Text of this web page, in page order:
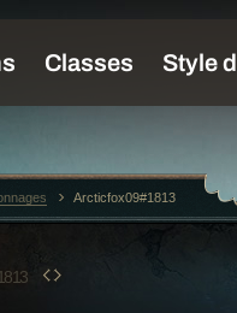
Arcticfox09#1813